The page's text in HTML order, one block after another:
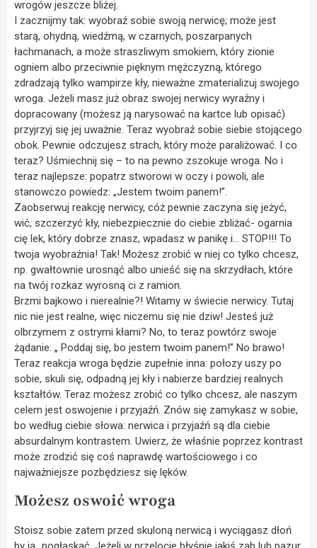
wrogów jeszcze bliżej.
I zacznijmy tak: wyobraź sobie swoją nerwicę; może jest
starą, ohydną, wiedźmą, w czarnych, poszarpanych
łachmanach, a może straszliwym smokiem, który zionie
ogniem albo przeciwnie pięknym mężczyzną, którego
zdradzają tylko wampirze kły, nieważne zmaterializuj swojego
wroga. Jeżeli masz już obraz swojej nerwicy wyraźny i
dopracowany (możesz ją narysować na kartce lub opisać)
przyjrzyj się jej uważnie. Teraz wyobraź sobie siebie stojącego
obok. Pewnie odczujesz strach, który może paraliżować. I co
teraz? Uśmiechnij się – to na pewno zszokuje wroga. No i
teraz najlepsze: popatrz stworowi w oczy i powoli, ale
stanowczo powiedz: „Jestem twoim panem!”.
Zaobserwuj reakcję nerwicy, cóż pewnie zaczyna się jeżyć,
wić, szczerzyć kły, niebezpiecznie do ciebie zbliżać- ogarnia
cię lek, który dobrze znasz, wpadasz w panikę i… STOP!!! To
twoja wyobraźnia! Tak! Możesz zrobić w niej co tylko chcesz,
np. gwałtownie urosnąć albo unieść się na skrzydłach, które
na twój rozkaz wyrosną ci z ramion.
Brzmi bajkowo i nierealnie?! Witamy w świecie nerwicy. Tutaj
nic nie jest realne, więc niczemu się nie dziw! Jesteś już
olbrzymem z ostrymi kłami? No, to teraz powtórz swoje
żądanie: „ Poddaj się, bo jestem twoim panem!” No brawo!
Teraz reakcja wroga będzie zupełnie inna: połozy uszy po
sobie, skuli się, odpadną jej kły i nabierze bardziej realnych
kształtów. Teraz możesz zrobić co tylko chcesz, ale naszym
celem jest oswojenie i przyjaźń. Znów się zamykasz w sobie,
bo według ciebie słowa: nerwica i przyjaźń są dla ciebie
absurdalnym kontrastem. Uwierz, że właśnie poprzez kontrast
może zrodzić się coś naprawdę wartościowego i co
najważniejsze pozbędziesz się lęków.
Możesz oswoić wroga
Stoisz sobie zatem przed skuloną nerwicą i wyciągasz dłoń